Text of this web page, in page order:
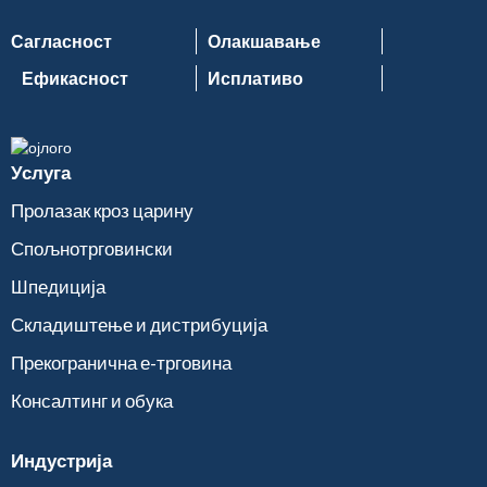
Сагласност
Олакшавање
Ефикасност
Исплативо
Услуга
Пролазак кроз царину
Спољнотрговински
Шпедиција
Складиштење и дистрибуција
Прекогранична е-трговина
Консалтинг и обука
Индустрија